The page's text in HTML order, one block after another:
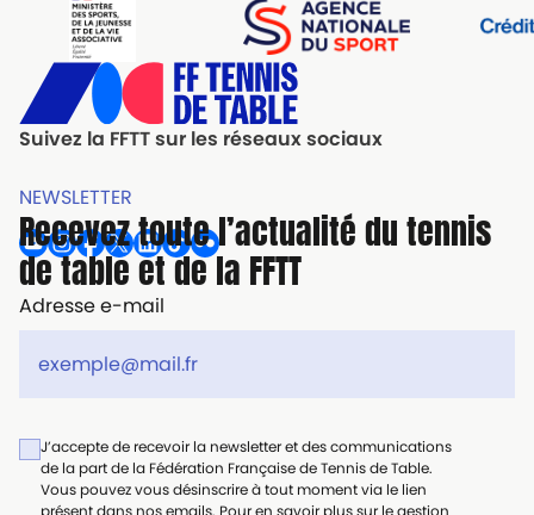
Suivez la FFTT sur les réseaux sociaux
NEWSLETTER
Recevez toute l’actualité du tennis
de table et de la FFTT
Adresse e-mail
J’accepte de recevoir la newsletter et des communications
de la part de la Fédération Française de Tennis de Table.
Vous pouvez vous désinscrire à tout moment via le lien